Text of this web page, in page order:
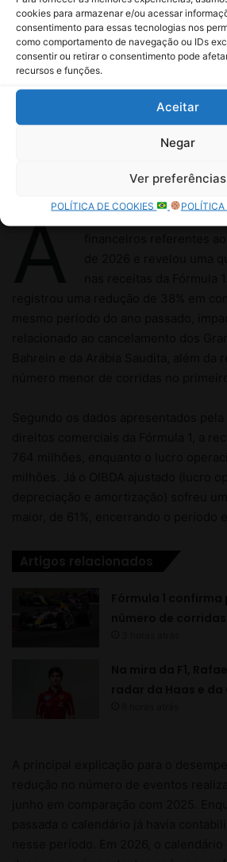
cookies para armazenar e/ou acessar
consentimento para essas tecnologias nos
como comportamento de navegação ou IDs
consentir ou retirar o consentimento pode
recursos e funções.
Aceitar
Negar
Ver preferências
POLÍTICA DE COOKIES POLÍTICA